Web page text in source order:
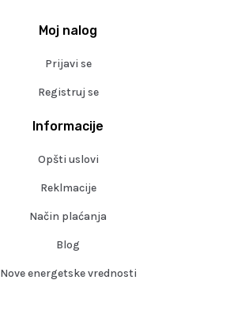
Informacije
Opšti uslovi
Reklmacije
Način plaćanja
Blog
Nove energetske vrednosti
Moj nalog
Prijavi se
Registruj se